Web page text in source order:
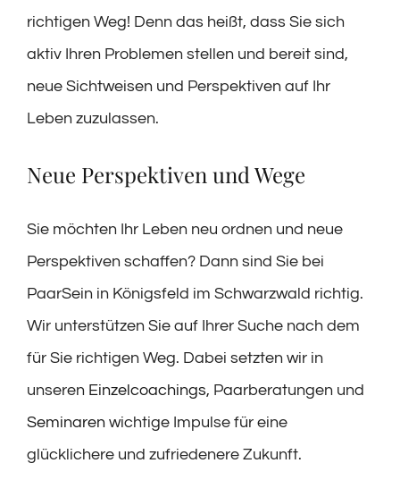
richtigen Weg! Denn das heißt, dass Sie sich
aktiv Ihren Problemen stellen und bereit sind,
neue Sichtweisen und Perspektiven auf Ihr
Leben zuzulassen.
Neue Perspektiven und Wege
Sie möchten Ihr Leben neu ordnen und neue
Perspektiven schaffen? Dann sind Sie bei
PaarSein in Königsfeld im Schwarzwald richtig.
Wir unterstützen Sie auf Ihrer Suche nach dem
für Sie richtigen Weg. Dabei setzten wir in
unseren Einzelcoachings, Paarberatungen und
Seminaren wichtige Impulse für eine
glücklichere und zufriedenere Zukunft.